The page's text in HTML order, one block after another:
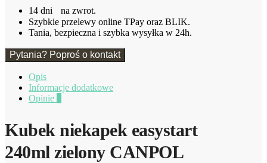
zielony
CANPOL
BABIES
14 dni na zwrot.
Szybkie przelewy online TPay oraz BLIK.
Tania, bezpieczna i szybka wysyłka w 24h.
Pytania? Poproś o kontakt
Opis
Informacje dodatkowe
Opinie
Kubek niekapek easystart
240ml zielony CANPOL